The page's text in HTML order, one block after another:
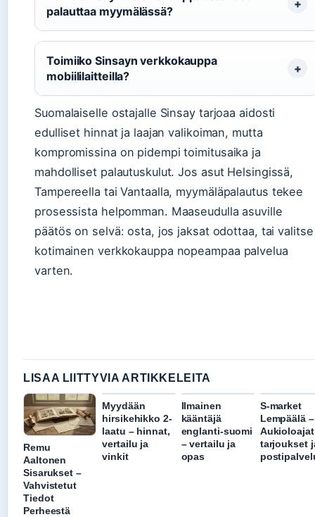
palauttaa myymälässä?
Toimiiko Sinsayn verkkokauppa
mobiililaitteilla?
Suomalaiselle ostajalle Sinsay tarjoaa aidosti
edulliset hinnat ja laajan valikoiman, mutta
kompromissina on pidempi toimitusaika ja
mahdolliset palautuskulut. Jos asut Helsingissä,
Tampereella tai Vantaalla, myymäläpalautus tekee
prosessista helpomman. Maaseudulla asuville
päätös on selvä: osta, jos jaksat odottaa, tai valitse
kotimainen verkkokauppa nopeampaa palvelua
varten.
LISAA LIITTYVIA ARTIKKELEITA
Remu
Aaltonen
Sisarukset –
Vahvistetut
Tiedot
Perheestä
Myydään
hirsikehikko 2-
laatu – hinnat,
vertailu ja
vinkit
Ilmainen
kääntäjä
englanti-suomi
– vertailu ja
opas
S-market
Lempäälä –
tarjoukset